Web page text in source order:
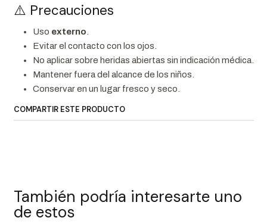
⚠️ Precauciones
Uso externo
Evitar el contacto con los ojos.
No aplicar sobre heridas abiertas sin indicación médica.
Mantener fuera del alcance de los niños.
Conservar en un lugar fresco y seco.
COMPARTIR ESTE PRODUCTO
También podría interesarte uno
de estos